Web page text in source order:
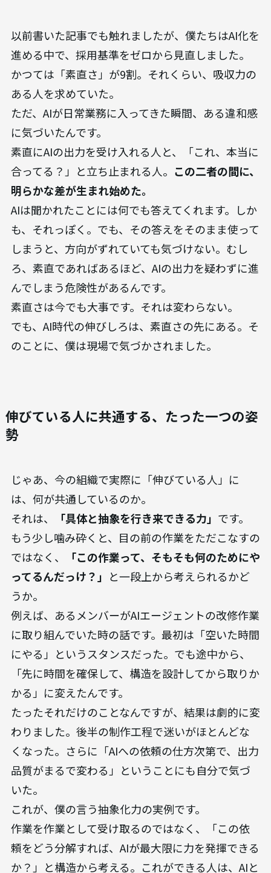
以前書いた記事でも触れましたが、僕たちはAI化を
進める中で、採用基準をゼロから見直しました。
かつては「素直さ」が9割。それくらい、吸収力の
ある人を求めていた。
ただ、AIが日常業務に入ってきた瞬間、ある違和感
に気づいたんです。
素直にAIの出力を受け入れる人と、「これ、本当に
合ってる？」と立ち止まれる人。 この二者の間に、
明らかな差が生まれ始めた。
AIは聞かれたことには何でも答えてくれます。しか
も、それっぽく。でも、その答えをそのまま使って
しまうと、方向がずれていても気づけない。むし
ろ、素直であればあるほど、AIの出力を疑わずに進
んでしまう危険性があるんです。
素直さは今でも大事です。それは変わらない。
でも、AI時代の伸びしろは、素直さの先にある。そ
のことに、僕は現場で気づかされました。
伸びている人に共通する、たった一つの姿
勢
じゃあ、今の組織で実際に「伸びている人」に
は、何が共通しているのか。
それは、
「具体と抽象を行き来できる力」 です。
もう少し噛み砕くと、目の前の作業をただこなすの
ではなく、
「この作業って、そもそも何のためにや
ってるんだっけ？」 と一段上から考えられるかど
うか。
例えば、あるメンバーがAIエージェントの改修作業
に取り組んでいた時の話です。最初は「空いた時間
にやる」というスタンスだった。でも途中から、
「先に時間を確保して、構造を設計してから取りか
かる」に変えたんです。
たったそれだけのことなんですが、結果は劇的に変
わりました。後半の制作工程で迷いがほとんどな
くなった。さらに「AIへの依頼の仕方次第で、出力
品質がまるで変わる」ということにも自分で気づ
いた。
これが、僕の言う抽象化力の実例です。
作業を作業として受け取るのではなく、「この依
頼をどう分解すれば、AIが最大限に力を発揮できる
か？」と構造から考える。これができる人は、AIと